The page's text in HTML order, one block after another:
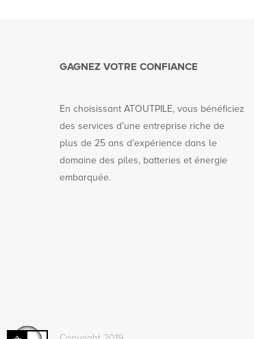
GAGNEZ VOTRE CONFIANCE
En choisissant ATOUTPILE, vous bénéficiez
des services d’une entreprise riche de
plus de 25 ans d’expérience dans le
domaine des piles, batteries et énergie
embarquée.